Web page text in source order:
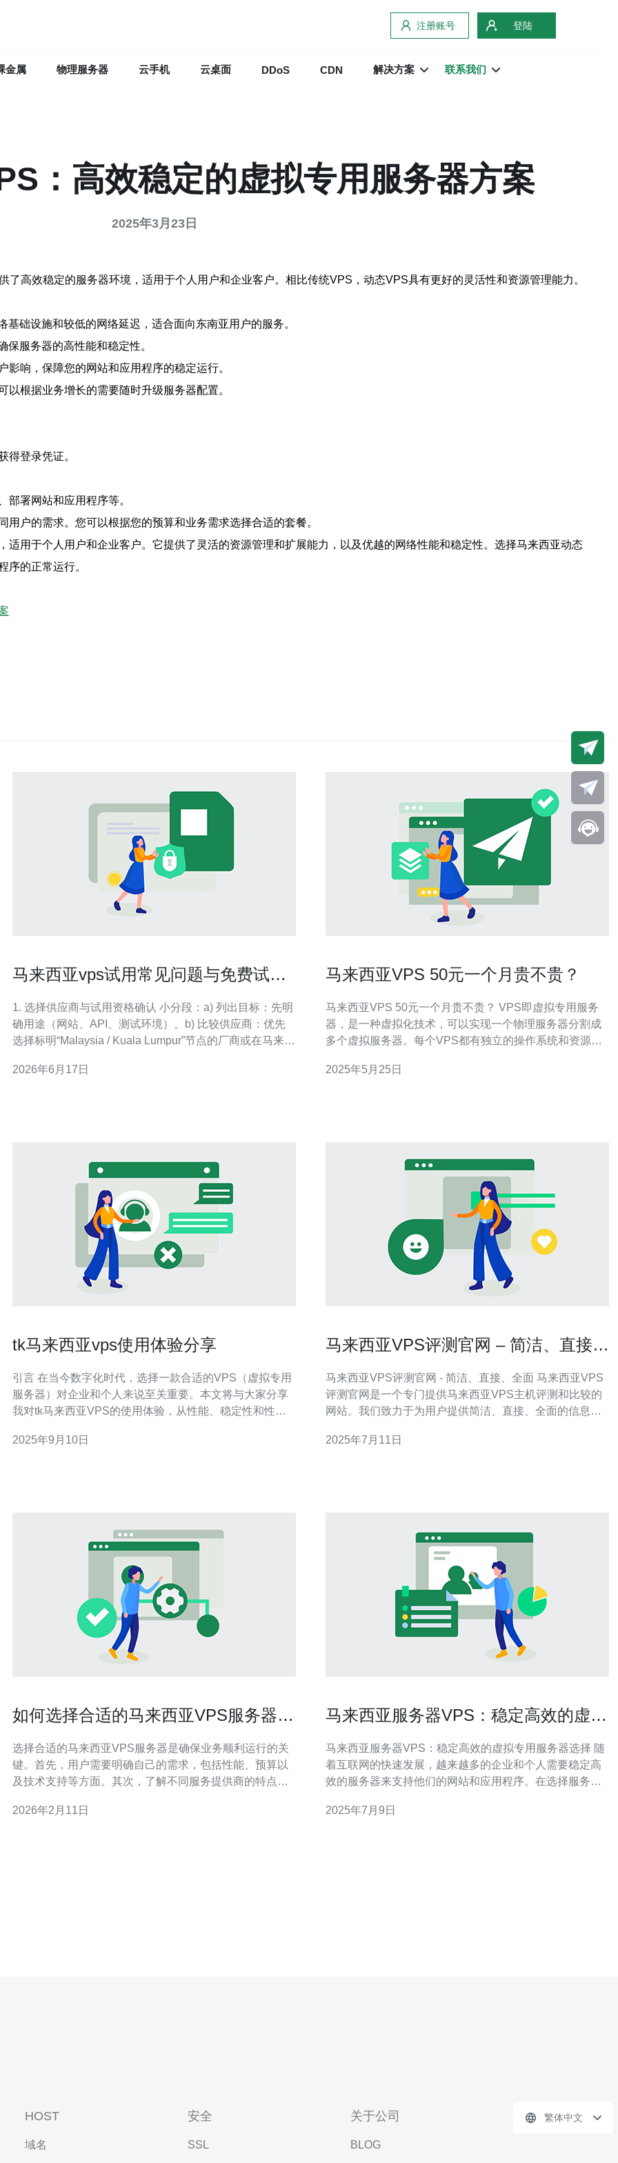
注册账号 登陆
金属 物理服务器 云手机 云桌面 DDoS CDN 解决方案 联系我们
：高效稳定的虚拟专用服务器方案
2025年3月23日
高效稳定的服务器环境，适用于个人用户和企业客户。相比传统VPS，动态VPS具有更好的灵活性和资源管理能力。
础设施和较低的网络延迟，适合面向东南亚用户的服务。
服务器的高性能和稳定性。
响，保障您的网站和应用程序的稳定运行。
根据业务增长的需要随时升级服务器配置。
得登录凭证。
署网站和应用程序等。
户的需求。您可以根据您的预算和业务需求选择合适的套餐。
用于个人用户和企业客户。它提供了灵活的资源管理和扩展能力，以及优越的网络性能和稳定性。选择马来西亚动态
序的正常运行。
马来西亚vps试用常见问题与免费试用
1. 选择供应商与试用资格确认 小分段：a) 列出目标：先明
确用途（网站、API、测试环境）。b) 比较供应商：优先
选择标明“Malaysia / Kuala Lumpur”节点的厂商或在马来西
或Promotions页面确认是否提供免费试用或入门额度
2026年6月17日
马来西亚VPS 50元一个月贵不贵？
马来西亚VPS 50元一个月贵不贵？ VPS即虚拟专用服务
器，是一种虚拟化技术，可以实现一个物理服务器分割成
多个虚拟服务器。每个VPS都有独立的操作系统和资源，
务提供商和配置不同而有所不同。一
2025年5月25日
tk马来西亚vps使用体验分享
引言 在当今数字化时代，选择一款合适的VPS（虚拟专用
服务器）对企业和个人来说至关重要。本文将与大家分享
我对tk马来西亚VPS的使用体验，从性能、稳定性和性价
品。 以下是我对tk马来西亚VPS使用体验的三个精华总
2025年9月10日
马来西亚VPS评测官网 – 简洁、直接、
马来西亚VPS评测官网 - 简洁、直接、全面 马来西亚VPS
评测官网是一个专门提供马来西亚VPS主机评测和比较的
网站。我们致力于为用户提供简洁、直接、全面的信息，
简洁明了的界面为特点，用户可以轻松找到他们想要的信
2025年7月11日
如何选择合适的马来西亚VPS服务器满
选择合适的马来西亚VPS服务器是确保业务顺利运行的关
键。首先，用户需要明确自己的需求，包括性能、预算以
及技术支持等方面。其次，了解不同服务提供商的特点和
服务和性能表现受到广泛欢迎，成为了用户的首选。 明确
2026年2月11日
马来西亚服务器VPS：稳定高效的虚拟
马来西亚服务器VPS：稳定高效的虚拟专用服务器选择 随
着互联网的快速发展，越来越多的企业和个人需要稳定高
效的服务器来支持他们的网站和应用程序。在选择服务器
首选。本文将介绍马来西亚VPS的优势和选择方法。 VPS
2025年7月9日
HOST
域名
安全
SSL
关于公司
BLOG
繁体中文